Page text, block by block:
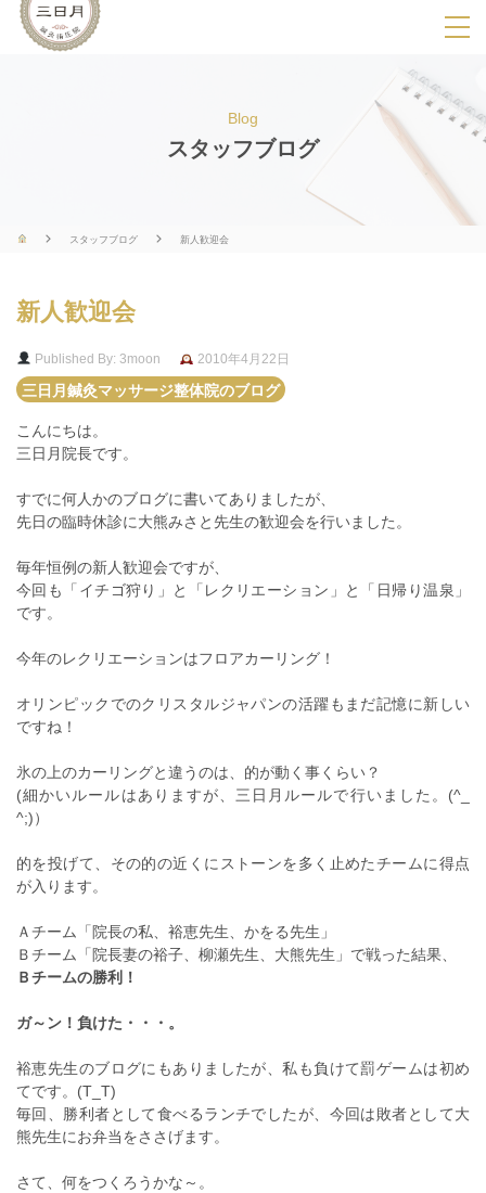
SPメニ
ー
展
用
ボ
Blog
スタッフブログ
スタッフブログ 新人歓迎会
新人歓迎会
Published By: 3moon
2010年4月22日
三日月鍼灸マッサージ整体院のブログ
こんにちは。
三日月院長です。
すでに何人かのブログに書いてありましたが、
先日の臨時休診に大熊みさと先生の歓迎会を行いました。
毎年恒例の新人歓迎会ですが、
今回も「イチゴ狩り」と「レクリエーション」と「日帰り温泉」
です。
今年のレクリエーションはフロアカーリング！
オリンピックでのクリスタルジャパンの活躍もまだ記憶に新しい
ですね！
氷の上のカーリングと違うのは、的が動く事くらい？
(細かいルールはありますが、三日月ルールで行いました。(^_
^;)）
的を投げて、その的の近くにストーンを多く止めたチームに得点
が入ります。
Ａチーム「院長の私、裕恵先生、かをる先生」
Ｂチーム「院長妻の裕子、柳瀬先生、大熊先生」で戦った結果、
Ｂチームの勝利！
ガ～ン！負けた・・・。
裕恵先生のブログにもありましたが、私も負けて罰ゲームは初め
てです。(T_T)
毎回、勝利者として食べるランチでしたが、今回は敗者として大
熊先生にお弁当をささげます。
さて、何をつくろうかな～。